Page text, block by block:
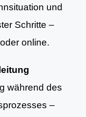
und
Schritte –
online.
während des
–